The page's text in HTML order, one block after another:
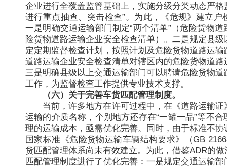
企业进行全覆盖监管基础上，实施分级分类动态严
进行重点抽查、突击检查”。为此，《危规》建立户
一是明确交通运输部门制定“两个清单”（危险货物
险货物道路运输企业安全检查清单）。二是规定县
定定期监督检查计划，按照计划及危险货物道路运
道路运输企业安全检查清单对辖区内的危险货物道
三是明确县级以上交通运输部门可以聘请危险货物
工作，为监督检查工作提供专业技术支撑。
（六）关于完善车货匹配管理制度。
当前，许多地方在许可过程中，在《道路运输
运输的介质名称，个别地方还存在“一罐一品”等不
理的运输成本，亟需优化完善。同时，由于标准不
国家标准《危险货物运输车辆结构要求》（GB
货匹配管理体系尚未有效建立。为此，借鉴ADR的
匹配管理制度进行了优化完善：一是规定交通运输